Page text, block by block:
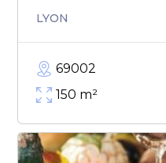
LYON
69002
150 m²